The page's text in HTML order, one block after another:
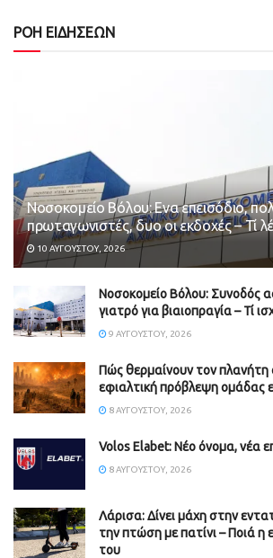
ΡΟΗ ΕΙΔΗΣΕΩΝ
Νοσοκομείο Βόλου: Ενα επεισόδιο,
πρωταγωνιστές, δυο οι εκδοχές – Τί
10 ΑΥΓΟΎΣΤΟΥ, 2026
Νοσοκομείο Βόλου: Συνοδός
γιατρό για βιαιοπραγία – Τί
9 ΑΥΓΟΎΣΤΟΥ, 2026
Πώς θερμαίνουν τον πλανήτη
εφιαλτική πρόβλεψη ομάδας
8 ΑΥΓΟΎΣΤΟΥ, 2026
Volos Elabet: Νέο όνομα, νέα
8 ΑΥΓΟΎΣΤΟΥ, 2026
Λάρισα: Δίνει μάχη στην
την πτώση με πατίνι – Ποιά η
του